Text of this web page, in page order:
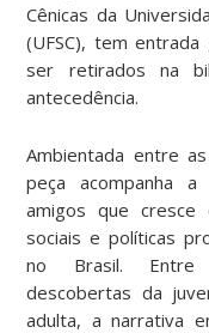
Cênicas da
(UFSC), tem
ser retirados na
antecedência.
Ambientada entre
peça acompanha
amigos que cresce
sociais e políticas
no Brasil. Entre
descobertas da
adulta, a narrativa